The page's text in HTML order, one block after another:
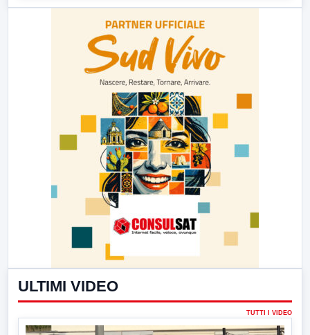
ULTIMI VIDEO
TUTTI I VIDEO